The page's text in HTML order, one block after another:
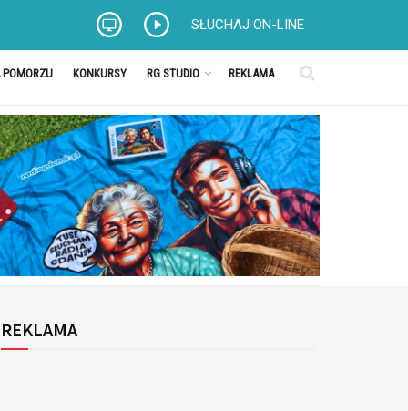
SŁUCHAJ ON-LINE
KONKURSY RG STUDIO REKLAMA
REKLAMA